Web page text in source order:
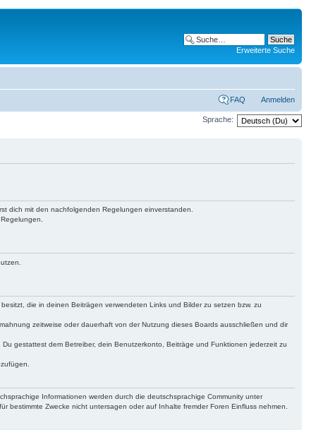
Erweiterte Suche
FAQ Anmelden
Sprache:
dich mit den nachfolgenden Regelungen einverstanden.
die in deinen Beiträgen verwendeten Links und Bilder zu setzen bzw. zu
zeitweise oder dauerhaft von der Nutzung dieses Boards ausschließen und dir
gestattest dem Betreiber, dein Benutzerkonto, Beiträge und Funktionen jederzeit zu
Informationen werden durch die deutschsprachige Community unter
bestimmte Zwecke nicht untersagen oder auf Inhalte fremder Foren Einfluss nehmen.